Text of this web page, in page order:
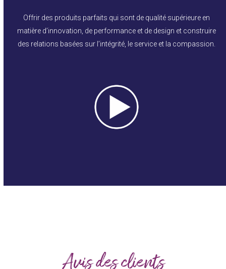
Offrir des produits parfaits qui sont de qualité supérieure en
matière d’innovation, de performance et de design et construire
des relations basées sur l’intégrité, le service et la compassion.
Avis des clients